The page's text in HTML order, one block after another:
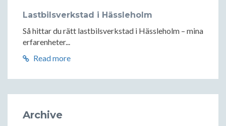
Lastbilsverkstad i Hässleholm
Så hittar du rätt lastbilsverkstad i Hässleholm – mina
erfarenheter...
Read more
Archive